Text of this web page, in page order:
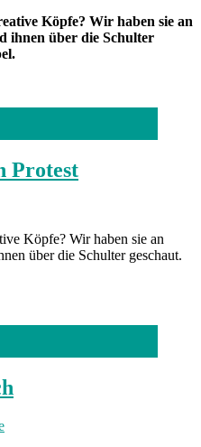
Köpfe? Wir haben sie an
ihnen über die Schulter
Protest
Köpfe? Wir haben sie an
über die Schulter geschaut.